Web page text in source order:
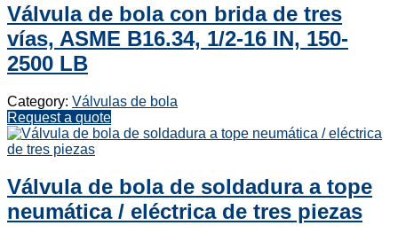
Válvula de bola con brida de tres
vías, ASME B16.34, 1/2-16 IN, 150-
2500 LB
Category: Válvulas de bola
Request a quote
Válvula de bola de soldadura a tope
neumática / eléctrica de tres piezas